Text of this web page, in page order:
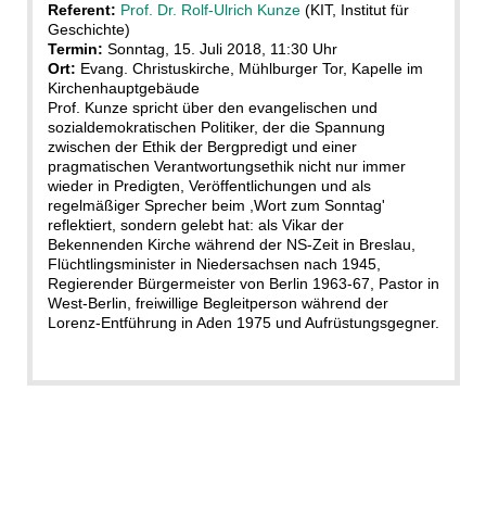
Referent: Prof. Dr. Rolf-Ulrich Kunze(KIT, Institut für
Geschichte)
Termin: Sonntag, 15. Juli 2018, 11:30 Uhr
Ort: Evang. Christuskirche, Mühlburger Tor, Kapelle im
Kirchenhauptgebäude
Prof. Kunze spricht über den evangelischen und
sozialdemokratischen Politiker, der die Spannung
zwischen der Ethik der Bergpredigt und einer
pragmatischen Verantwortungsethik nicht nur immer
wieder in Predigten, Veröffentlichungen und als
regelmäßiger Sprecher beim ,Wort zum Sonntag'
reflektiert, sondern gelebt hat: als Vikar der
Bekennenden Kirche während der NS-Zeit in Breslau,
Flüchtlingsminister in Niedersachsen nach 1945,
Regierender Bürgermeister von Berlin 1963-67, Pastor in
West-Berlin, freiwillige Begleitperson während der
Lorenz-Entführung in Aden 1975 und Aufrüstungsgegner.